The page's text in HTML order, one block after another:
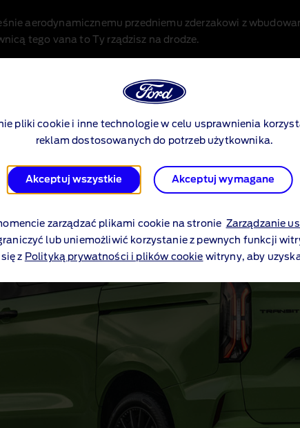
pliki cookie i inne technologie w celu usprawnienia
reklam dostosowanych do potrzeb użytkownika.
Akceptuj wszystkie Akceptuj wymagane
zarządzać plikami cookie na stronie Zarządzanie
lub uniemożliwić korzystanie z pewnych funkcji
z Polityką prywatności i plików cookie witryny, aby
aerodynamicznemu przedniemu zderzakowi z
tego vana to Ty rządzisz na drodze.